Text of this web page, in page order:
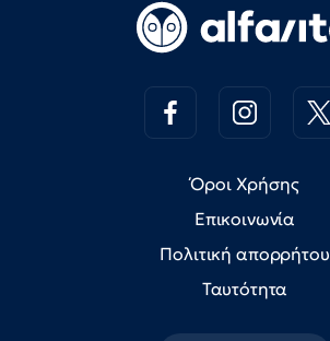
Όροι Χρήσης
Επικοινωνία
Πολιτική απορρήτου
Ταυτότητα